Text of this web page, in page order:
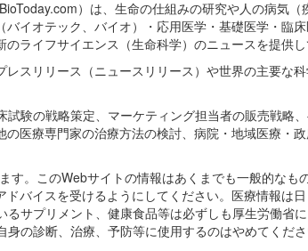
）は、生命の仕組みの研究や人の病気
イオテック、バイオ）・応用医学・基礎医学・臨
ライフサイエンス（生命科学）のニュースを提供し
スリリース（ニュースリリース）や世界の主要な
験の戦略策定、マーケティング担当者の販売戦略
医療専門家の治療方法の検討、病院・地域医療・
す。このWebサイトの情報はあくまでも一般的な
バイスを受けるようにしてください。医療情報は
サプリメント、健康食品等は必ずしも厚生労働省
の診断、治療、予防等に使用するのはやめてくだ